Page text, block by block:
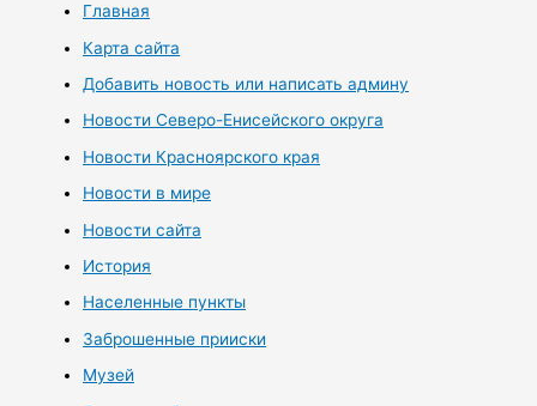
Главная
Карта сайта
Добавить новость или написать админу
Новости Северо-Енисейского округа
Новости Красноярского края
Новости в мире
Новости сайта
История
Населенные пункты
Заброшенные прииски
Музей